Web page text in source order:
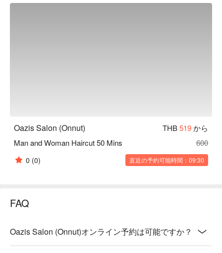
Oazis Salon (Onnut) THB519から
Man and Woman Haircut 50 Mins
600
0 (0) 直近の予約可能時間：09:30
FAQ
Oazis Salon (Onnut)オンライン予約は可能ですか？